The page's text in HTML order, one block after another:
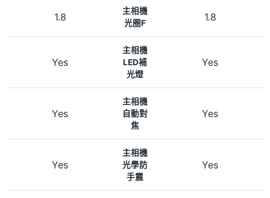
1.8
主相機
光圈F
1.8
Yes
主相機
LED補
光燈
Yes
Yes
主相機
自動對
焦
Yes
Yes
主相機
光學防
手震
Yes